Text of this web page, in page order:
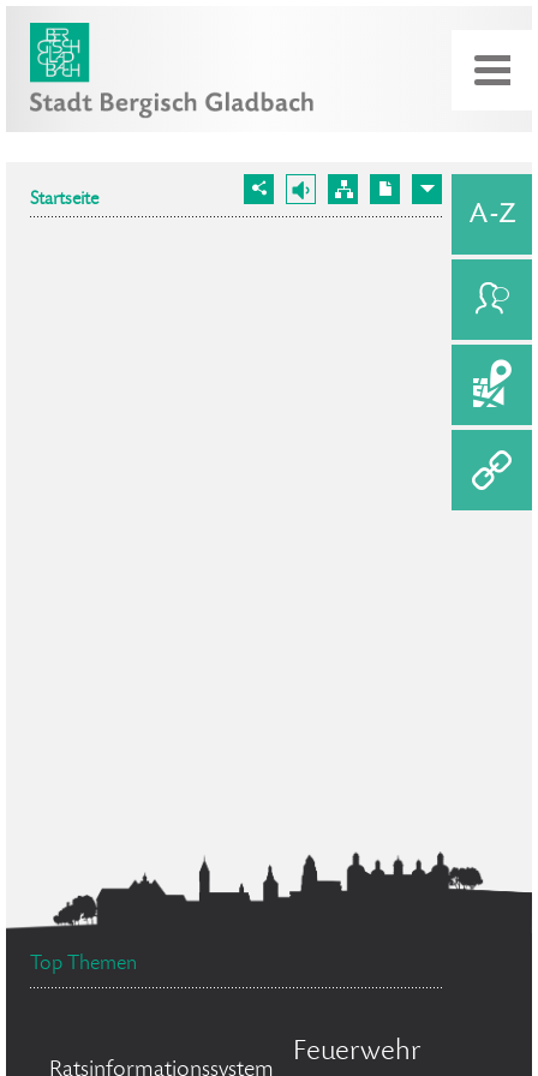
Startseite
Top Themen
Ratsinformationssystem
Feuerwehr